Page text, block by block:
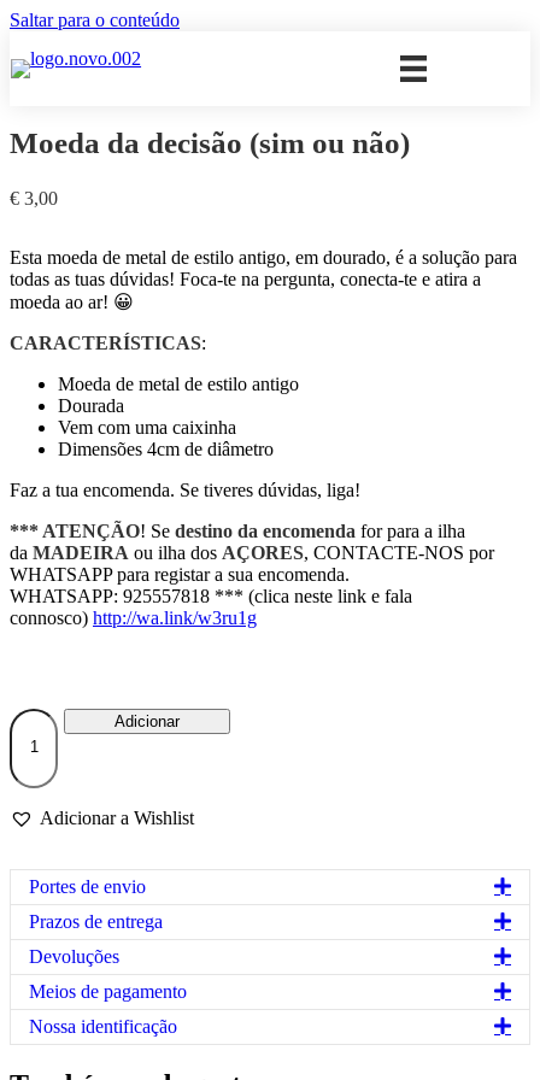
Saltar para o conteúdo
Moeda da decisão (sim ou não)
€ 3,00
Esta moeda de metal de estilo antigo, em dourado, é a solução para
todas as tuas dúvidas! Foca-te na pergunta, conecta-te e atira a
moeda ao ar! 😀
CARACTERÍSTICAS:
Moeda de metal de estilo antigo
Dourada
Vem com uma caixinha
Dimensões 4cm de diâmetro
Faz a tua encomenda. Se tiveres dúvidas, liga!
*** ATENÇÃO! Se destino da encomenda for para a ilha
da MADEIRA ou ilha dos AÇORES, CONTACTE-NOS por
WHATSAPP para registar a sua encomenda.
WHATSAPP: 925557818 *** (clica neste link e fala
connosco) http://wa.link/w3ru1g
Quantidade
Moeda
da
(sim
não)
Adicionar
Adicionar a Wishlist
Portes de envio
Prazos de entrega
Devoluções
Meios de pagamento
Nossa identificação